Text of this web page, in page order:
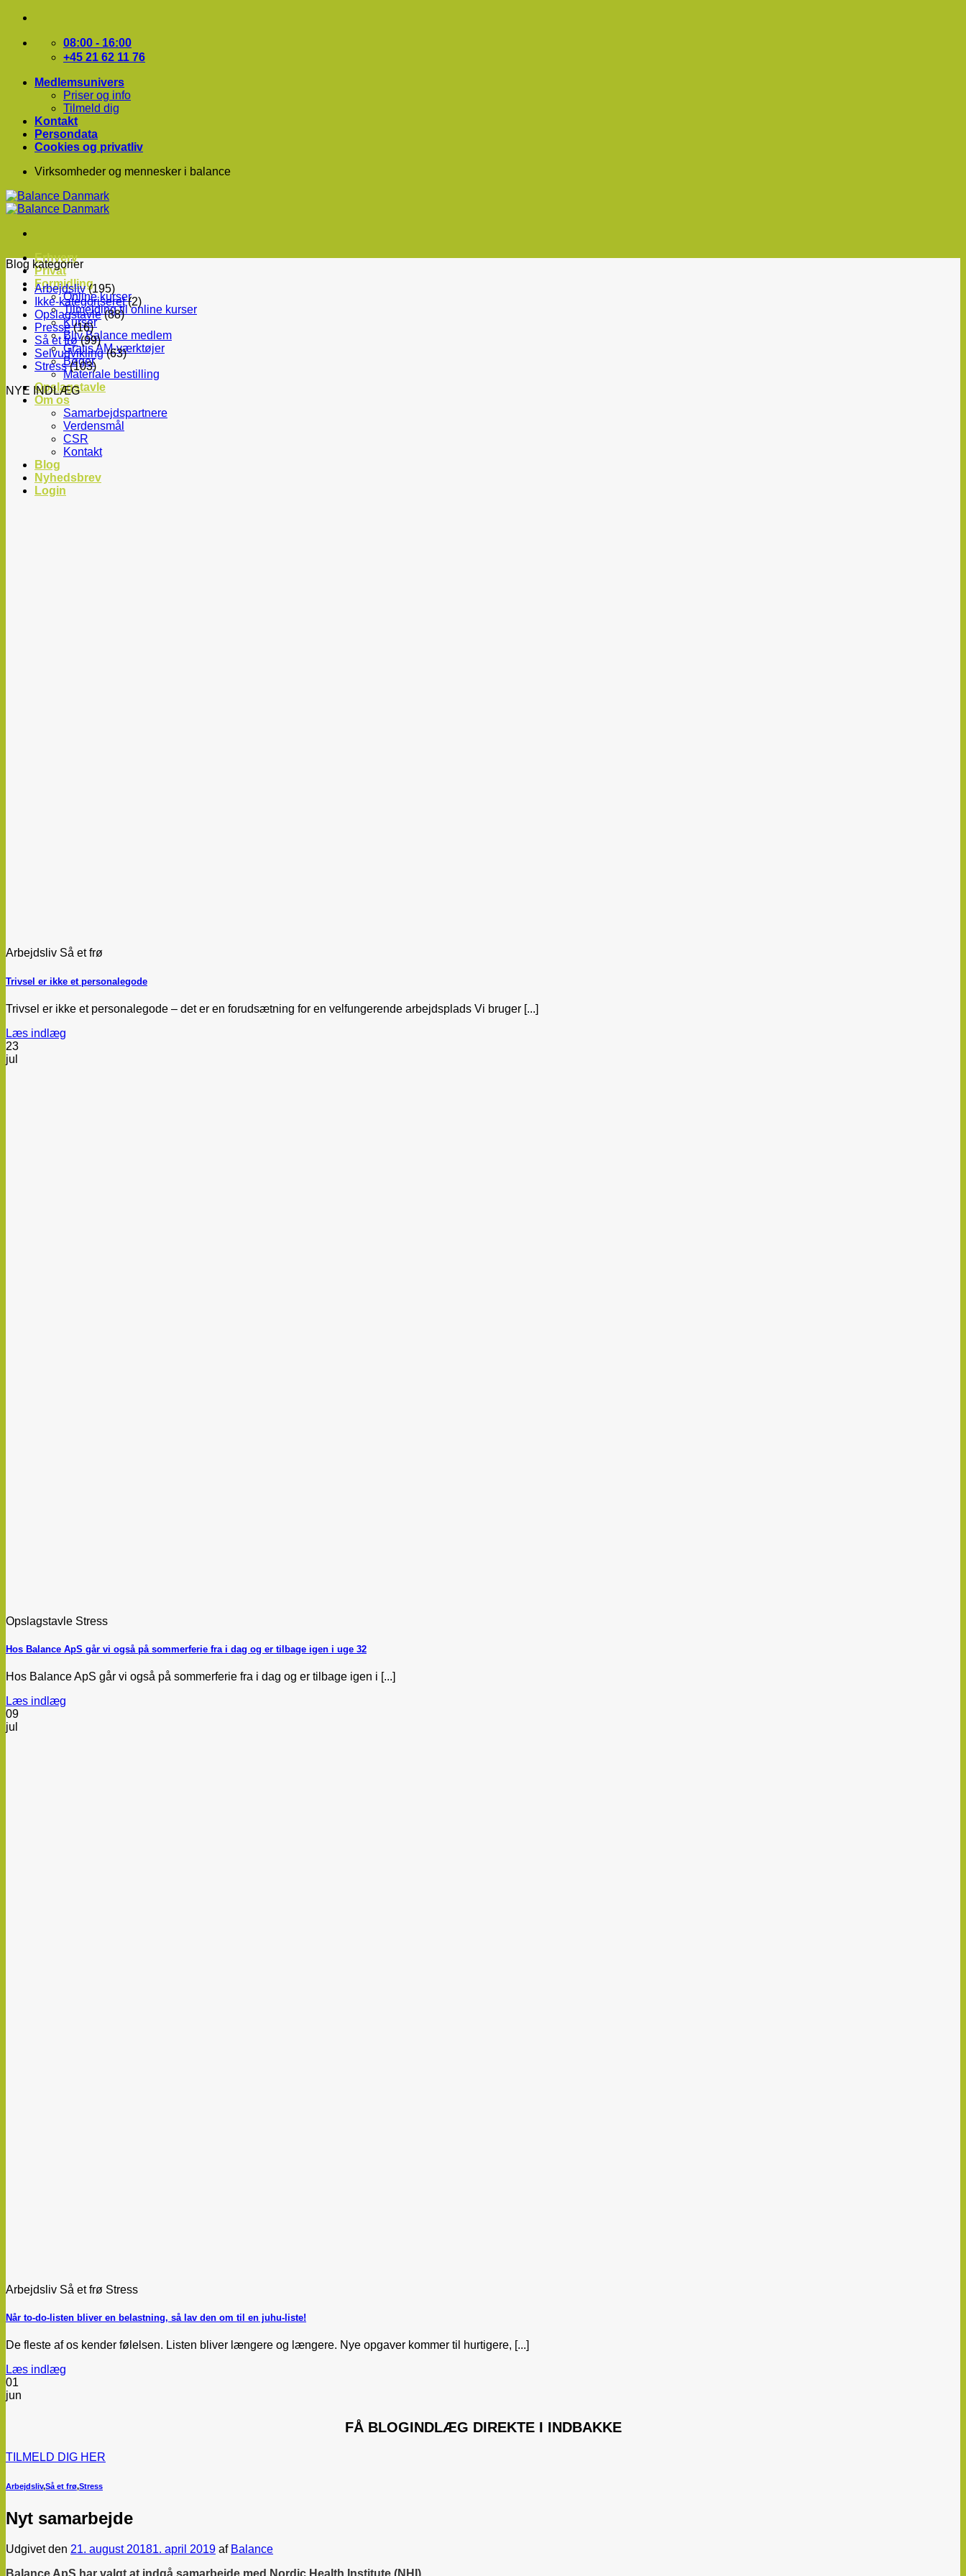
Fortsæt
indhold
08:00 - 16:00
+45 21 62 11 76
Medlemsunivers
Priser og info
Tilmeld dig
Kontakt
Persondata
Cookies og privatliv
Virksomheder og mennesker i balance
Erhverv
Privat
Formidling
Online kurser
Tilmelding til online kurser
Kurser
Bliv Balance medlem
Gratis AM-værktøjer
Bøger
Materiale bestilling
Opslagstavle
Om os
Samarbejdspartnere
Verdensmål
CSR
Kontakt
Blog
Nyhedsbrev
Login
Blog kategorier
Arbejdsliv(195)
Ikke-kategoriseret(2)
Opslagstavle(88)
Presse(16)
Så et frø(99)
Selvudvikling(63)
Stress(103)
NYE INDLÆG
Arbejdsliv Så et frø
Trivsel er ikke et personalegode
Trivsel er ikke et personalegode – det er en forudsætning for en velfungerende arbejdsplads Vi bruger [...]
Læs indlæg
23
jul
Opslagstavle Stress
Hos Balance ApS går vi også på sommerferie fra i dag og er tilbage igen i uge 32
Hos Balance ApS går vi også på sommerferie fra i dag og er tilbage igen i [...]
Læs indlæg
09
jul
Arbejdsliv Så et frø Stress
Når to-do-listen bliver en belastning, så lav den om til en juhu-liste!
De fleste af os kender følelsen. Listen bliver længere og længere. Nye opgaver kommer til hurtigere, [...]
Læs indlæg
01
jun
FÅ BLOGINDLÆG DIREKTE I INDBAKKE
TILMELD DIG HER
Arbejdsliv,Så et frø,Stress
Nyt samarbejde
Udgivet den 21. august 20181. april 2019 af Balance
Balance ApS har valgt at indgå samarbejde med Nordic Health Institute (NHI)